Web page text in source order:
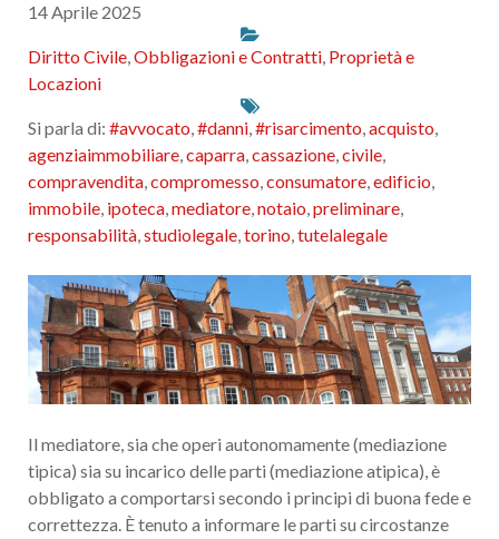
14 Aprile 2025
Diritto Civile,Obbligazioni e Contratti, Proprietà e
Locazioni
Si parla di: #avvocato,#danni,#risarcimento,acquisto,
agenziaimmobiliare,caparra,cassazione,civile,
compravendita,compromesso,consumatore,edificio,
immobile, ipoteca,mediatore,notaio,preliminare,
responsabilità,studiolegale,torino,tutelalegale
Il mediatore, sia che operi autonomamente (mediazione
tipica) sia su incarico delle parti (mediazione atipica), è
obbligato a comportarsi secondo i principi di buona fede e
correttezza. È tenuto a informare le parti su circostanze